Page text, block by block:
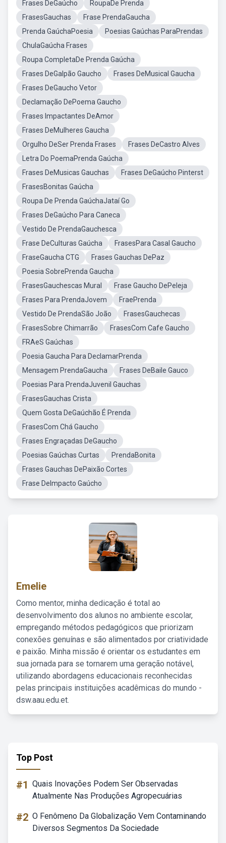
Frases DeGaúcho
RoupaDe Prenda
FrasesGauchas
Frase PrendaGaucha
Prenda GaúchaPoesia
Poesias Gaúchas ParaPrendas
ChulaGaúcha Frases
Roupa CompletaDe Prenda Gaúcha
Frases DeGalpão Gaucho
Frases DeMusical Gaucha
Frases DeGaucho Vetor
Declamação DePoema Gaucho
Frases Impactantes DeAmor
Frases DeMulheres Gaucha
Orgulho DeSer Prenda Frases
Frases DeCastro Alves
Letra Do PoemaPrenda Gaúcha
Frases DeMusicas Gauchas
Frases DeGaúcho Pinterst
FrasesBonitas Gaúcha
Roupa De Prenda GaúchaJataí Go
Frases DeGaúcho Para Caneca
Vestido De PrendaGauchesca
Frase DeCulturas Gaúcha
FrasesPara Casal Gaucho
FraseGaucha CTG
Frases Gauchas DePaz
Poesia SobrePrenda Gaucha
FrasesGauchescas Mural
Frase Gaucho DePeleja
Frases Para PrendaJovem
FraePrenda
Vestido De PrendaSão João
FrasesGauchecas
FrasesSobre Chimarrão
FrasesCom Cafe Gaucho
FRAeS Gaúchas
Poesia Gaucha Para DeclamarPrenda
Mensagem PrendaGaucha
Frases DeBaile Gauco
Poesias Para PrendaJuvenil Gauchas
FrasesGauchas Crista
Quem Gosta DeGaúchão É Prenda
FrasesCom Chá Gaucho
Frases Engraçadas DeGaucho
Poesias Gaúchas Curtas
PrendaBonita
Frases Gauchas DePaixão Cortes
Frase DeImpacto Gaúcho
Emelie
Como mentor, minha dedicação é total ao
desenvolvimento dos alunos no ambiente escolar,
empregando métodos pedagógicos que priorizam
conexões genuínas e são alimentados por criatividade
e paixão. Minha missão é orientar os estudantes em
sua jornada para se tornarem uma geração notável,
utilizando abordagens educacionais reconhecidas
pelas principais instituições acadêmicas do mundo -
dsw.aau.edu.et.
Top Post
#1 Quais Inovações Podem Ser Observadas
Atualmente Nas Produções Agropecuárias
#2 O Fenômeno Da Globalização Vem Contaminando
Diversos Segmentos Da Sociedade